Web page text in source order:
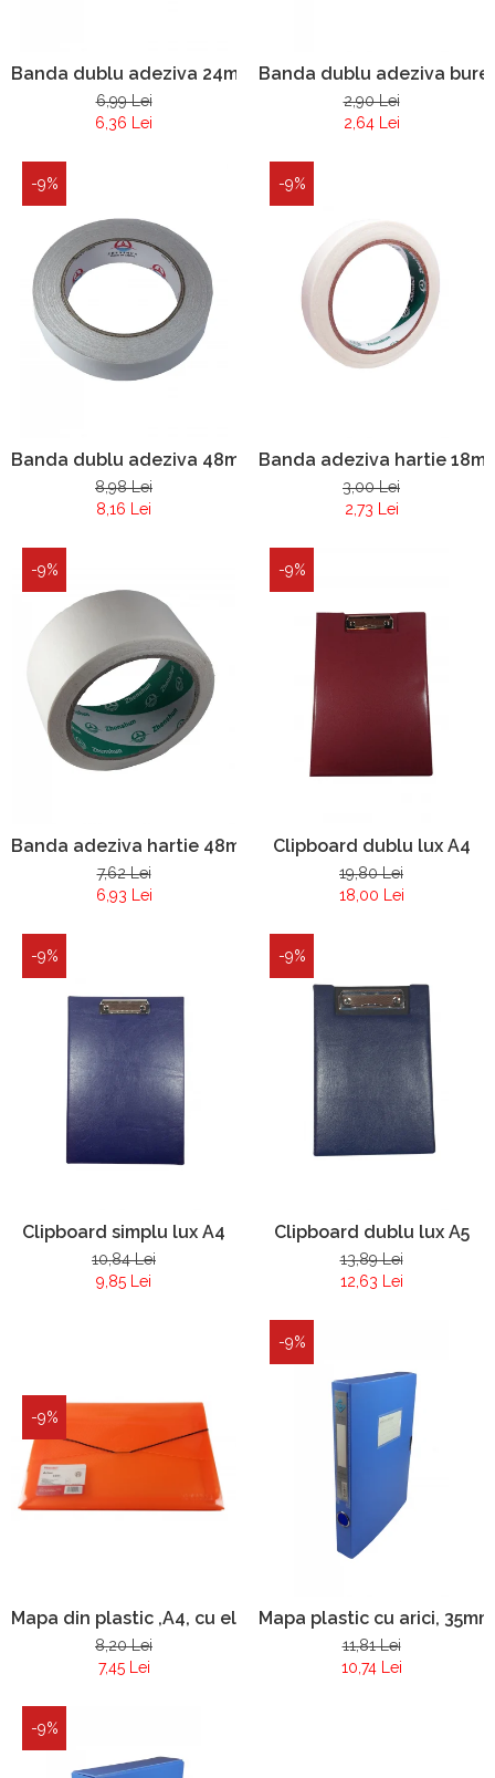
Banda dublu adeziva 24mm x 33y
6,99 Lei
6,36 Lei
Banda dublu adeziva
2,90 Lei
2,64 Lei
-9%
Banda dublu adeziva 48mm x 25y
8,98 Lei
8,16 Lei
-9%
Banda adeziva hartie
3,00 Lei
2,73 Lei
-9%
Banda adeziva hartie 48mm x 30m
7,62 Lei
6,93 Lei
-9%
Clipboard dublu lux A4
19,80 Lei
18,00 Lei
-9%
Clipboard simplu lux A4
10,84 Lei
9,85 Lei
-9%
Clipboard dublu lux A5
13,89 Lei
12,63 Lei
-9%
Mapa din plastic ,A4, cu elastic, burduf 5 cm
8,20 Lei
7,45 Lei
-9%
Mapa plastic cu arici,
11,81 Lei
10,74 Lei
-9%